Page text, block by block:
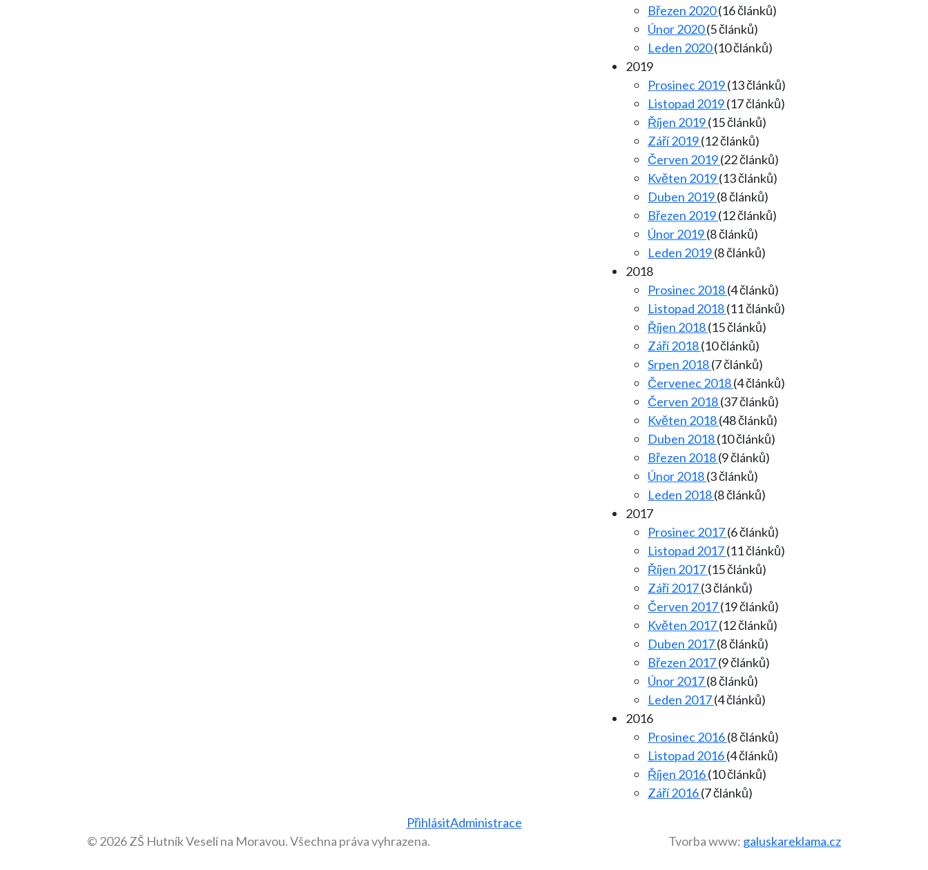
Březen 2020(16 článků)
Únor 2020(5 článků)
Leden 2020(10 článků)
2019
Prosinec 2019(13 článků)
Listopad 2019(17 článků)
Říjen 2019(15 článků)
Září 2019(12 článků)
Červen 2019(22 článků)
Květen 2019(13 článků)
Duben 2019(8 článků)
Březen 2019(12 článků)
Únor 2019(8 článků)
Leden 2019(8 článků)
2018
Prosinec 2018(4 článků)
Listopad 2018(11 článků)
Říjen 2018(15 článků)
Září 2018(10 článků)
Srpen 2018(7 článků)
Červenec 2018(4 článků)
Červen 2018(37 článků)
Květen 2018(48 článků)
Duben 2018(10 článků)
Březen 2018(9 článků)
Únor 2018(3 článků)
Leden 2018(8 článků)
2017
Prosinec 2017(6 článků)
Listopad 2017(11 článků)
Říjen 2017(15 článků)
Září 2017(3 článků)
Červen 2017(19 článků)
Květen 2017(12 článků)
Duben 2017(8 článků)
Březen 2017(9 článků)
Únor 2017(8 článků)
Leden 2017(4 článků)
2016
Prosinec 2016(8 článků)
Listopad 2016(4 článků)
Říjen 2016(10 článků)
Září 2016(7 článků)
PřihlásitAdministrace
© 2026 ZŠ Hutník Veselí na Moravou. Všechna práva vyhrazena.
Tvorba www: galuskareklama.cz